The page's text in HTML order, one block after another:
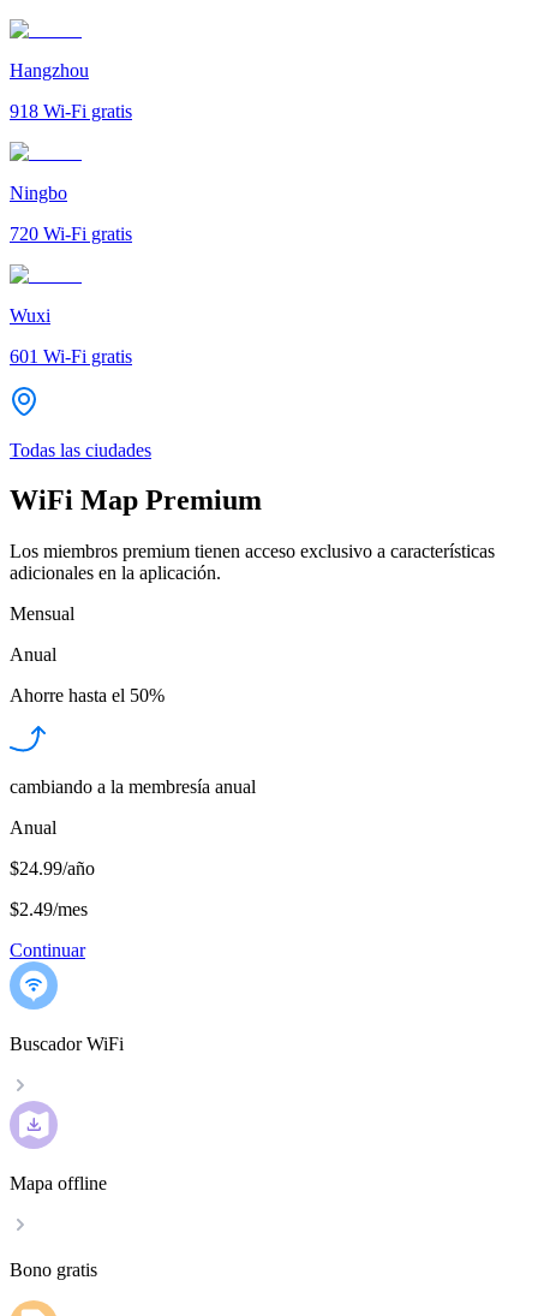
Hangzhou
918 Wi-Fi gratis
Ningbo
720 Wi-Fi gratis
Wuxi
601 Wi-Fi gratis
Todas las ciudades
WiFi Map Premium
Los miembros premium tienen acceso exclusivo a características
adicionales en la aplicación.
Mensual
Anual
Ahorre hasta el 50%
cambiando a la membresía anual
Anual
$24.99/año
$2.49/mes
Continuar
Buscador WiFi
Mapa offline
Bono gratis